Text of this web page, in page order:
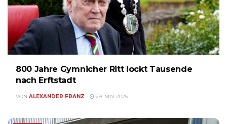
800 Jahre Gymnicher Ritt lockt Tausende
nach Erftstadt
VON ALEXANDER FRANZ 29. MAI 2025